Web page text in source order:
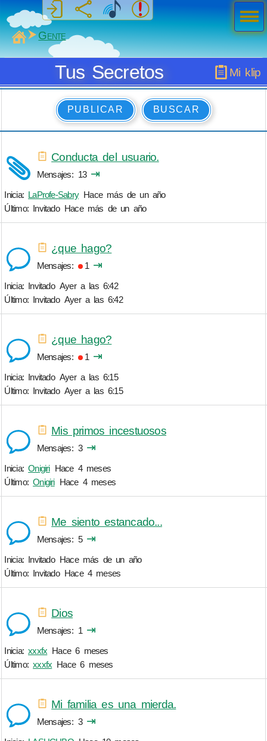
MiSabueso
Gente
Mi klip
Tus Secretos
PUBLICAR BUSCAR
Conducta del usuario.
Mensajes 13 ⇥
Inicia: LaProfe-Sabry Hace más de un año
Último: Invitado Hace más de un año
¿que hago?
Mensajes 1 ⇥
Inicia: Invitado Ayer a las 6:42
Último: Invitado Ayer a las 6:42
¿que hago?
Mensajes 1 ⇥
Inicia: Invitado Ayer a las 6:15
Último: Invitado Ayer a las 6:15
Mis primos incestuosos
Mensajes 3 ⇥
Inicia:Onigiri Hace 4 meses
Último:Onigiri Hace 4 meses
Me siento estancado...
Mensajes 5 ⇥
Inicia: Invitado Hace más de un año
Último: Invitado Hace 4 meses
Dios
Mensajes 1 ⇥
Inicia:xxxfx Hace 6 meses
Último:xxxfx Hace 6 meses
Mi familia es una mierda.
Mensajes 3 ⇥
Men
ú